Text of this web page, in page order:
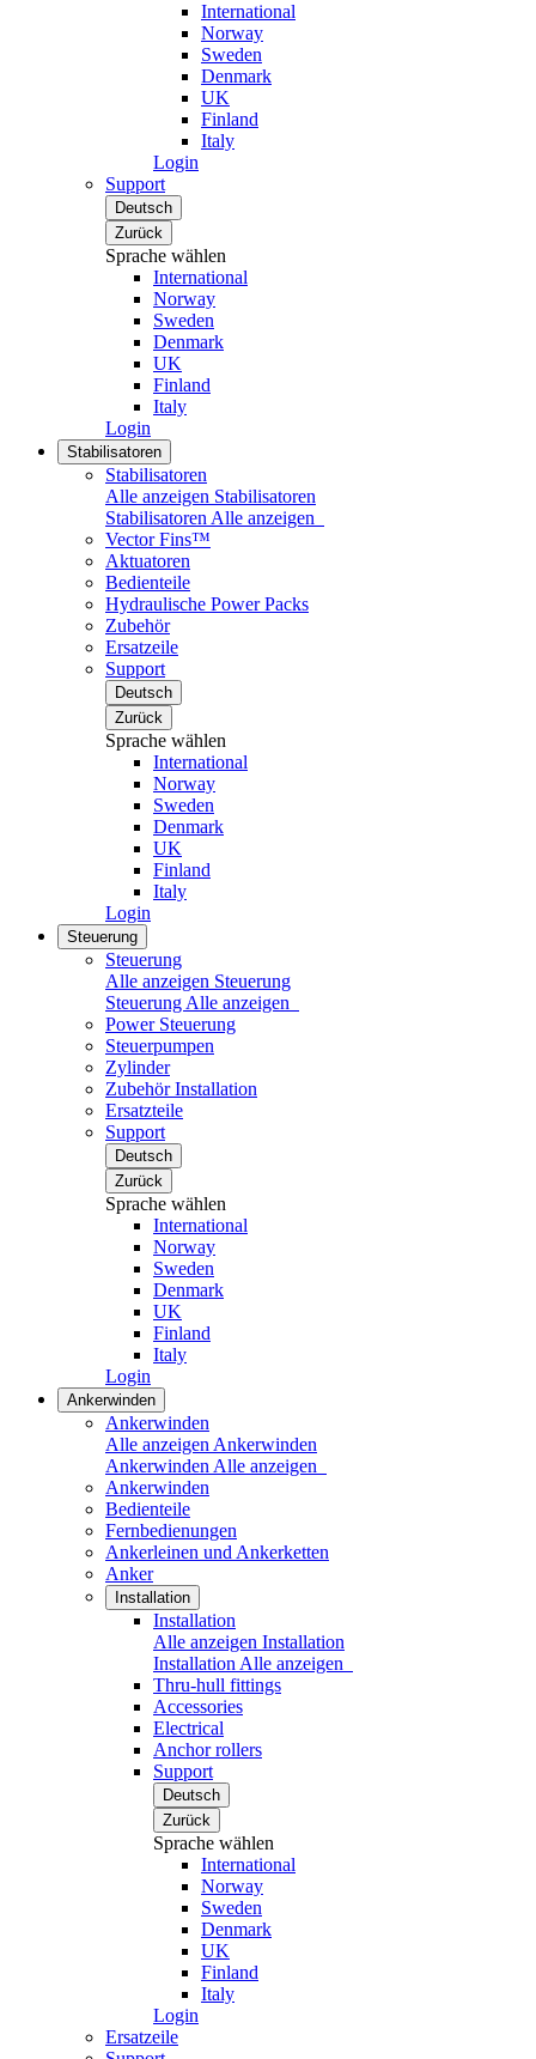
International
Norway
Sweden
Denmark
UK
Finland
Italy
Login
Support
Deutsch
Zurück
Sprache wählen
International
Norway
Sweden
Denmark
UK
Finland
Italy
Login
Stabilisatoren
Stabilisatoren
Alle anzeigen Stabilisatoren
Stabilisatoren Alle anzeigen
Vector Fins™
Aktuatoren
Bedienteile
Hydraulische Power Packs
Zubehör
Ersatzeile
Support
Deutsch
Zurück
Sprache wählen
International
Norway
Sweden
Denmark
UK
Finland
Italy
Login
Steuerung
Steuerung
Alle anzeigen Steuerung
Steuerung Alle anzeigen
Power Steuerung
Steuerpumpen
Zylinder
Zubehör Installation
Ersatzteile
Support
Deutsch
Zurück
Sprache wählen
International
Norway
Sweden
Denmark
UK
Finland
Italy
Login
Ankerwinden
Ankerwinden
Alle anzeigen Ankerwinden
Ankerwinden Alle anzeigen
Ankerwinden
Bedienteile
Fernbedienungen
Ankerleinen und Ankerketten
Anker
Installation
Installation
Alle anzeigen Installation
Installation Alle anzeigen
Thru-hull fittings
Accessories
Electrical
Anchor rollers
Support
Deutsch
Zurück
Sprache wählen
International
Norway
Sweden
Denmark
UK
Finland
Italy
Login
Ersatzeile